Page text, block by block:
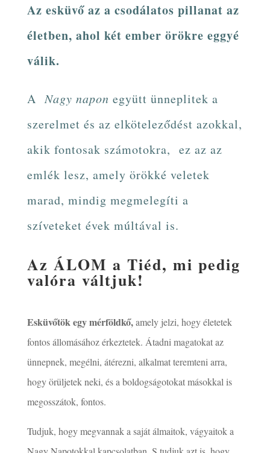
Az esküvő az a csodálatos pillanat az
életben, ahol két ember örökre eggyé
válik.
ANagy napon együtt ünneplitek a
szerelmet és az elköteleződést azokkal,
akik fontosak számotokra, ez az az
emlék lesz, amely örökké veletek
marad, mindig megmelegíti a
szíveteket évek múltával is.
Az ÁLOM a Tiéd, mi pedig
valóra váltjuk!
Esküvőtök egy mérföldkő,amely jelzi, hogy életetek
fontos állomásához érkeztetek. Átadni magatokat az
ünnepnek, megélni, átérezni, alkalmat teremteni arra,
hogy örüljetek neki, és a boldogságotokat másokkal is
megosszátok, fontos.
Tudjuk, hogy megvannak a saját álmaitok, vágyaitok a